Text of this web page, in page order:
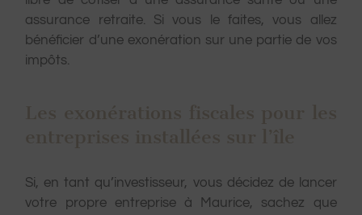
assurance retraite. Si vous le faites, vous allez
bénéficier d’une exonération sur une partie de vos
impôts.
Si, en tant qu’investisseur, vous décidez de lancer
votre propre entreprise à Maurice, sachez que